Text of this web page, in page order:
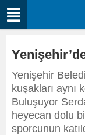
Yenişehir
kuşakları aynı
Buluşuyor
heyecan dolu
sporcunun